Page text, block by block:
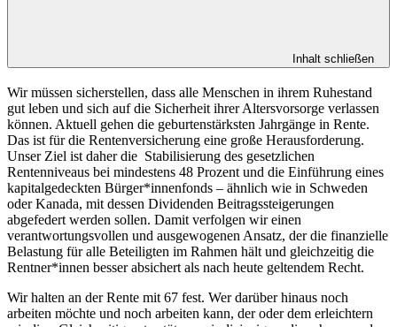
Inhalt schließen
Wir müssen sicherstellen, dass alle Menschen in ihrem Ruhestand
gut leben und sich auf die Sicherheit ihrer Altersvorsorge verlassen
können. Aktuell gehen die geburtenstärksten Jahrgänge in Rente.
Das ist für die Rentenversicherung eine große Herausforderung.
Unser Ziel ist daher die Stabilisierung des gesetzlichen
Rentenniveaus bei mindestens 48 Prozent und die Einführung eines
kapitalgedeckten Bürger*innenfonds – ähnlich wie in Schweden
oder Kanada, mit dessen Dividenden Beitragssteigerungen
abgefedert werden sollen. Damit verfolgen wir einen
verantwortungsvollen und ausgewogenen Ansatz, der die finanzielle
Belastung für alle Beteiligten im Rahmen hält und gleichzeitig die
Rentner*innen besser absichert als nach heute geltendem Recht.
Wir halten an der Rente mit 67 fest. Wer darüber hinaus noch
arbeiten möchte und noch arbeiten kann, der oder dem erleichtern